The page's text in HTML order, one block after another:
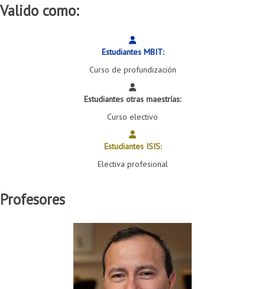
Valido como:
Estudiantes MBIT:
Curso de profundización
Estudiantes otras maestrías:
Curso electivo
Estudiantes ISIS:
Electiva profesional
Profesores